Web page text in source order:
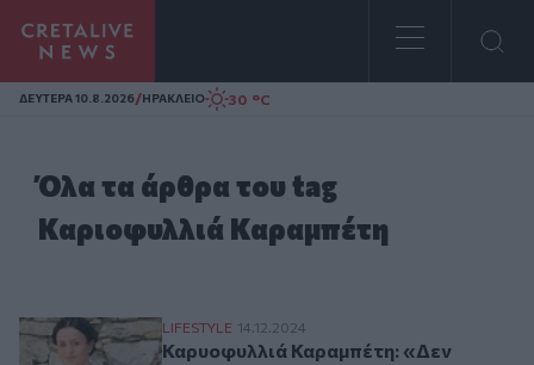
Homepage
ΔΕΥΤΕΡΑ 10.8.2026/ΗΡΑΚΛΕΙΟ 30 °C
Όλα τα άρθρα του tag
Καριοφυλλιά Καραμπέτη
Καρυοφυλλιά Καραμπέτη: «Δεν
LIFESTYLE 14.12.2024
Καρυοφυλλιά Καραμπέτη: «Δεν